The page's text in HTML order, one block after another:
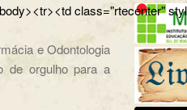
class="rtecenter"
e Odontologia
de orgulho para a